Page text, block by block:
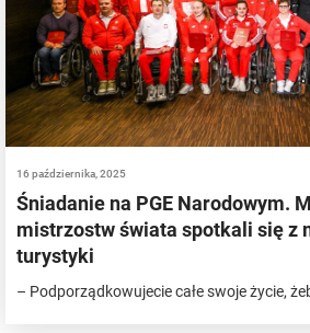
16 października, 2025
Śniadanie na PGE Narodowym.
mistrzostw świata spotkali się z
turystyki
– Podporządkowujecie całe swoje życie,